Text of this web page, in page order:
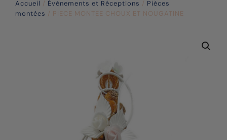
Accueil / Évènements et Réceptions / Pièces
montées / PIECE MONTEE CHOUX ET NOUGATINE